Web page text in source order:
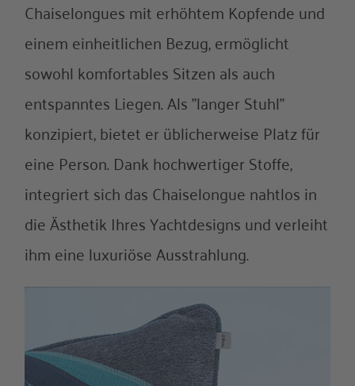
Chaiselongues mit erhöhtem Kopfende und
einem einheitlichen Bezug, ermöglicht
sowohl komfortables Sitzen als auch
entspanntes Liegen. Als "langer Stuhl"
konzipiert, bietet er üblicherweise Platz für
eine Person. Dank hochwertiger Stoffe,
integriert sich das Chaiselongue nahtlos in
die Ästhetik Ihres Yachtdesigns und verleiht
ihm eine luxuriöse Ausstrahlung.